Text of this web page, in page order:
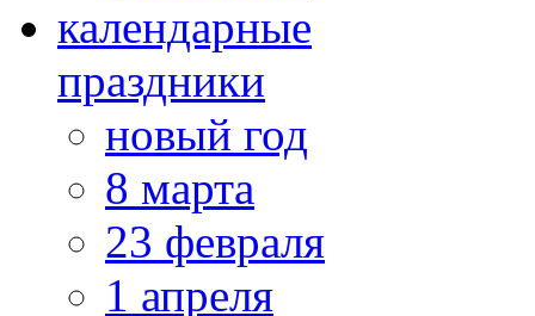
календарные
праздники
новый год
8 марта
23 февраля
1 апреля